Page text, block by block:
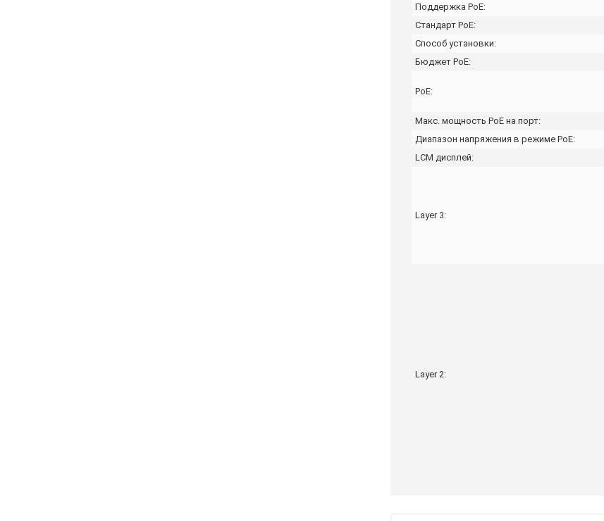
Поддержка PoE:
Стандарт PoE:
Способ установки:
Бюджет PoE:
PoE:
Макс. мощность PoE на порт:
Диапазон напряжения в режиме PoE:
LCM дисплей:
Layer 3:
Layer 2: